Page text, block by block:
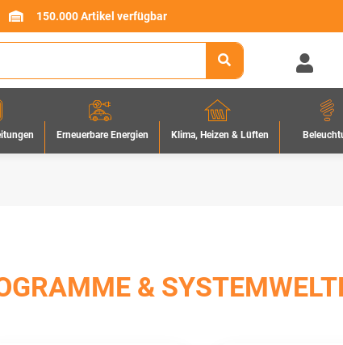
150.000 Artikel verfügbar
Erneuerbare Energien Klima, Heizen & Lüften
&